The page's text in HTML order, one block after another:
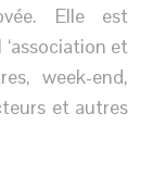
Elle est
et
week-end,
et autres